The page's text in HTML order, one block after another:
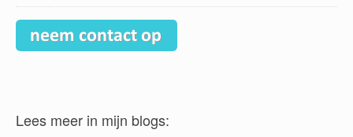
Lees meer in mijn blogs: